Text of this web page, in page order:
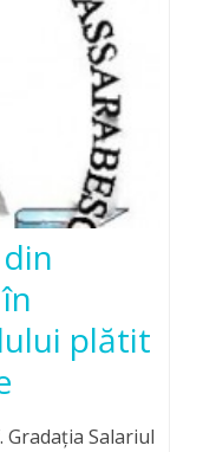
plătit
Gradaţia Salariul